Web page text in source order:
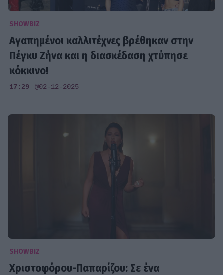
SHOWBIZ
Αγαπημένοι καλλιτέχνες βρέθηκαν στην
Πέγκυ Ζήνα και η διασκέδαση χτύπησε
κόκκινο!
17:29 @02-12-2025
SHOWBIZ
Χριστοφόρου-Παπαρίζου: Σε ένα